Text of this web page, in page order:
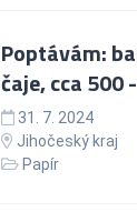
Poptávám:
čaje, cca 500
31. 7. 2024
Jihočeský kraj
Papír